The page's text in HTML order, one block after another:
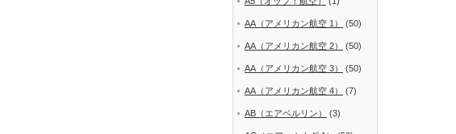
AA（アメリカン航空 1） (50)
AA（アメリカン航空 2） (50)
AA（アメリカン航空 3） (50)
AA（アメリカン航空 4） (7)
AB（エアベルリン） (3)